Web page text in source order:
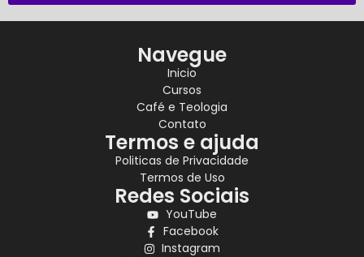
Navegue
Inicio
Cursos
Café e Teologia
Contato
Termos e ajuda
Politicas de Privacidade
Termos de Uso
Redes Sociais
YouTube
Facebook
Instagram